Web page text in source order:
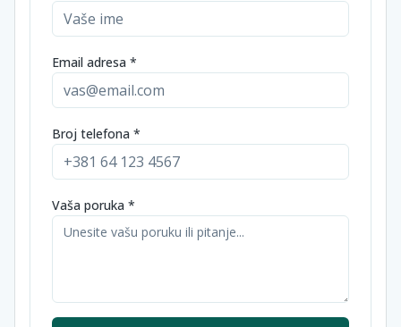
Email adresa *
Broj telefona *
Vaša poruka *